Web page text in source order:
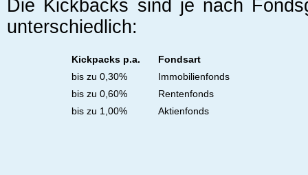
Die Kickbacks sind je nach
unterschiedlich:
Kickpacks p.a.
Fondsart
bis zu 0,30%
Immobilienfonds
bis zu 0,60%
Rentenfonds
bis zu 1,00%
Aktienfonds